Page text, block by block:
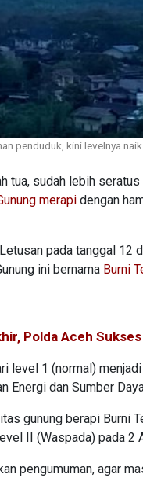
penduduk, kini levelnya
tua, sudah lebih
merapi dengan
pada tanggal 12
ini bernama Burni
Polda Aceh
level 1 (normal)
Energi dan Sumber
gunung berapi Burni
II (Waspada) pada 2
pengumuman, agar